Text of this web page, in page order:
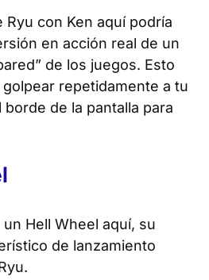
Ryu con Ken aquí podría
en acción real de un
de los juegos. Esto
repetidamente a tu
de la pantalla para
Hell Wheel aquí, su
de lanzamiento